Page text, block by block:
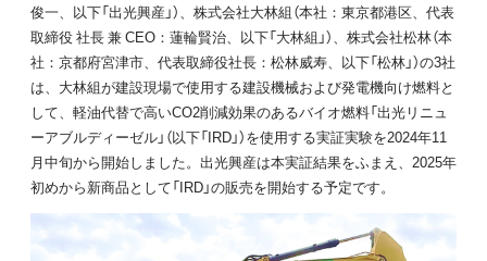
俊一、以下「出光興産」）、株式会社大林組（本社：東京都港区、代表
取締役 社長 兼 CEO：蓮輪賢治、以下「大林組」）、株式会社松林（本
社：京都府宮津市、代表取締役社長：松林威寿、以下「松林」）の3社
は、大林組が建設現場で使用する建設機械および発電機向け燃料と
して、軽油代替で高いCO2削減効果のあるバイオ燃料「出光リニュ
ーアブルディーゼル」（以下「IRD」）を使用する実証実験を2024年11
月中旬から開始しました。出光興産は本実証結果をふまえ、2025年
初めから新商品として「IRD」の販売を開始する予定です。